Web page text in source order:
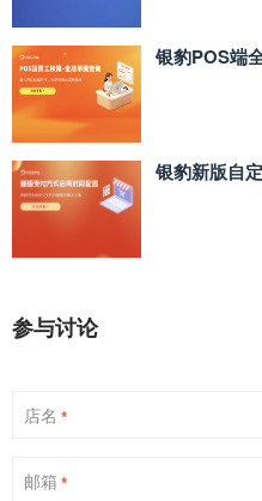
银豹POS端
银豹新版自
参与讨论
店名 *
邮箱 *